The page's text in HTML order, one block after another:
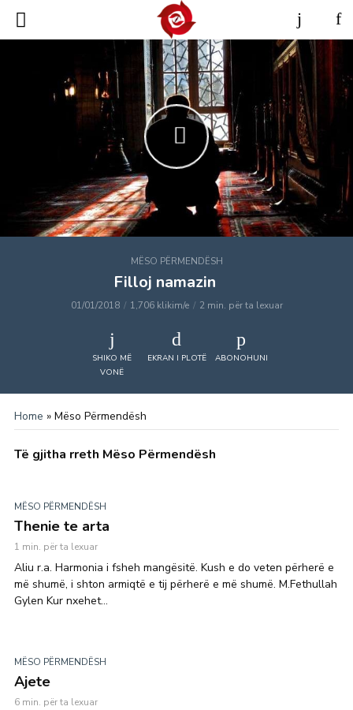
MËSO PËRMENDËSH
Filloj namazin
01/01/2018 1,706 klikim/e 2 min. për ta lexuar
SHIKO MË
VONË
EKRAN I PLOTË ABONOHUNI
Home » Mëso Përmendësh
Të gjitha rreth Mëso Përmendësh
MËSO PËRMENDËSH
Thenie te arta
1 min. për ta lexuar
Aliu r.a. Harmonia i fsheh mangësitë. Kush e do veten përherë e
më shumë, i shton armiqtë e tij përherë e më shumë. M.Fethullah
Gylen Kur nxehet...
MËSO PËRMENDËSH
Ajete
6 min. për ta lexuar